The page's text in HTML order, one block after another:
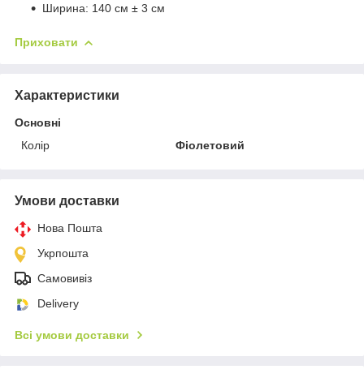
Ширина: 140 см ± 3 см
Приховати
Характеристики
Основні
Колір
Фіолетовий
Умови доставки
Нова Пошта
Укрпошта
Самовивіз
Delivery
Всі умови доставки